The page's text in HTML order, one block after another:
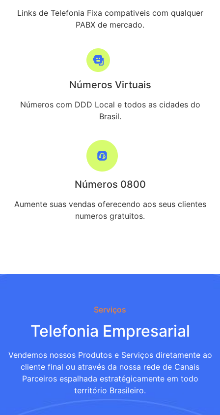
Links de Telefonia Fixa compativeis com qualquer
PABX de mercado.
Números Virtuais
Números com DDD Local e todos as cidades do
Brasil.
Números 0800
Aumente suas vendas oferecendo aos seus clientes
numeros gratuitos.
Serviços
Telefonia Empresarial
Vendemos nossos Produtos e Serviços diretamente ao
cliente final ou através da nossa rede de Canais
Parceiros espalhada estratégicamente em todo
território Brasileiro.